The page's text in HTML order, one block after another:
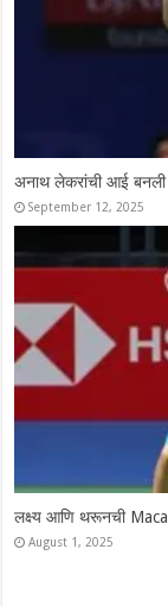
Syed Modi
दमदार कमबॅक
November 28, 2025